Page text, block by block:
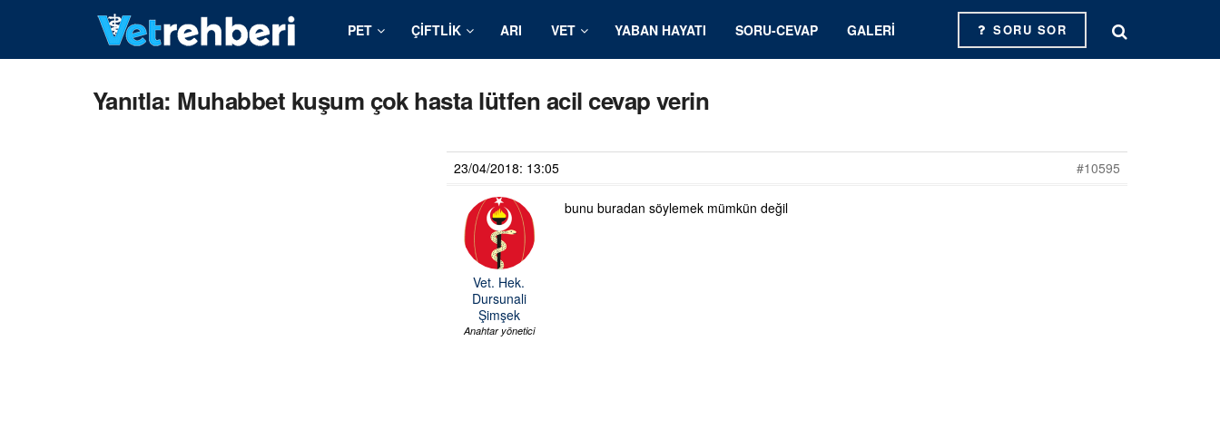
PET ÇIFTLIK ARI VET YABAN HAYATI SORU-CEVAP GALERI SORU SOR
Yanıtla: Muhabbet kuşum çok hasta lütfen acil cevap verin
23/04/2018: 13:05 #10595
Vet. Hek.
Dursunali
Şimşek
Anahtar yönetici
bunu buradan söylemek mümkün değil